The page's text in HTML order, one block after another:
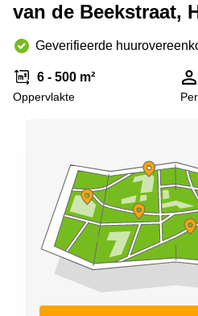
Coworking
Hilversum
Coworking
space
Zwolle
Kantoor
Hengelo
Bedrijfsruimte
Huren in
Nijmegen
van de Beekstraat,
Geverifieerde
6 - 500 m²
Oppervlakte